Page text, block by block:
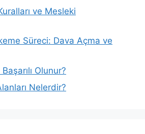
ve Mesleki
Süreci: Dava Açma ve
Olunur?
Nelerdir?